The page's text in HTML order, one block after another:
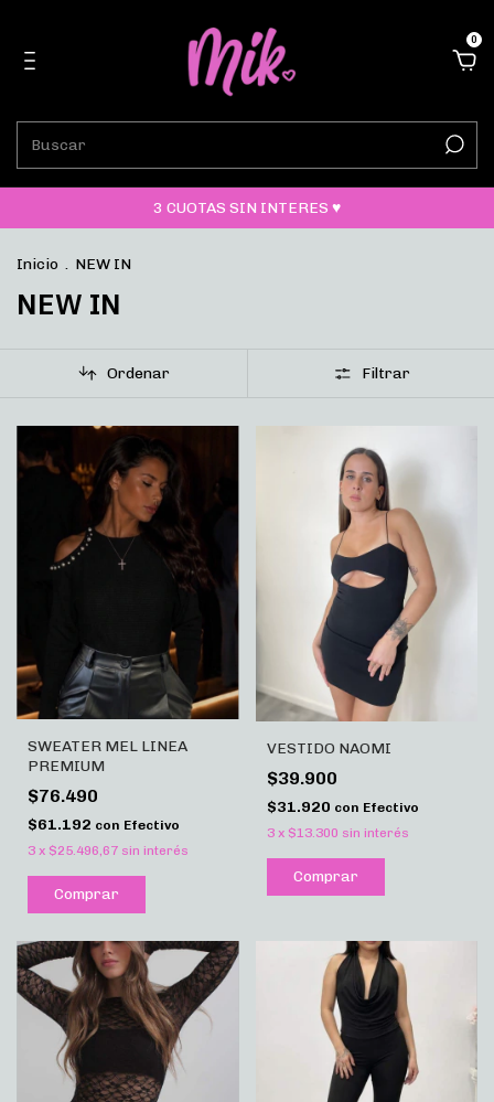
0
3 CUOTAS SIN INTERES ♥
Inicio . NEW IN
NEW IN
Ordenar Filtrar
SWEATER MEL LINEA
PREMIUM
$76.490
$61.192 con Efectivo
3 x $25.496,67 sin interés
Comprar
VESTIDO NAOMI
$39.900
$31.920 con Efectivo
3 x $13.300 sin interés
Comprar